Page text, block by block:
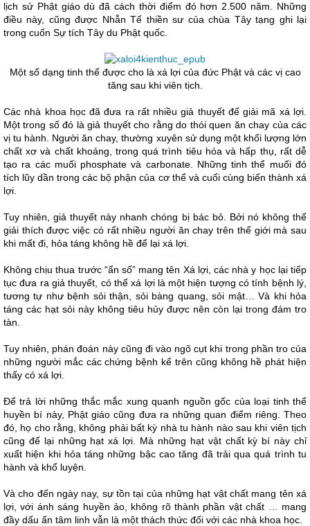
lịch sử Phật giáo dù đã cách thời điểm đó hơn 2.500 năm. Những
điều này, cũng được Nhẫn Tế thiền sư của chùa Tây tạng ghi lại
trong cuốn Sự tích Tây du Phật quốc.
Một số dạng tinh thể được cho là xá lợi của đức Phật và các vị cao
tăng sau khi viên tịch.
Các nhà khoa học đã đưa ra rất nhiều giả thuyết để giải mã xá lợi.
Một trong số đó là giả thuyết cho rằng do thói quen ăn chay của các
vị tu hành. Người ăn chay, thường xuyên sử dụng một khối lượng lớn
chất xơ và chất khoáng, trong quá trình tiêu hóa và hấp thụ, rất dễ
tạo ra các muối phosphate và carbonate. Những tinh thể muối đó
tích lũy dần trong các bộ phận của cơ thể và cuối cùng biến thành xá
lợi.
Tuy nhiên, giả thuyết này nhanh chóng bị bác bỏ. Bởi nó không thể
giải thích được việc có rất nhiều người ăn chay trên thế giới mà sau
khi mất đi, hỏa táng không hề để lại xá lợi.
Không chịu thua trước “ẩn số” mang tên Xá lợi, các nhà y học lại tiếp
tục đưa ra giả thuyết, có thể xá lợi là một hiện tượng có tính bệnh lý,
tương tự như bệnh sỏi thận, sỏi bàng quang, sỏi mật… Và khi hỏa
táng các hạt sỏi này không tiêu hủy được nên còn lại trong đám tro
tàn.
Tuy nhiên, phán đoán này cũng đi vào ngõ cụt khi trong phần tro của
những người mắc các chứng bệnh kể trên cũng không hề phát hiện
thấy có xá lợi.
Để trả lời những thắc mắc xung quanh nguồn gốc của loại tinh thể
huyền bí này, Phật giáo cũng đưa ra những quan điểm riêng. Theo
đó, họ cho rằng, không phải bất kỳ nhà tu hành nào sau khi viên tịch
cũng để lại những hạt xá lợi. Mà những hạt vật chất kỳ bí này chỉ
xuất hiện khi hỏa táng những bậc cao tăng đã trải qua quá trình tu
hành và khổ luyện.
Và cho đến ngày nay, sự tồn tại của những hạt vật chất mang tên xá
lợi, với ánh sáng huyền ảo, không rõ thành phần vật chất … mang
đầy dấu ấn tâm linh vẫn là một thách thức đối với các nhà khoa học.